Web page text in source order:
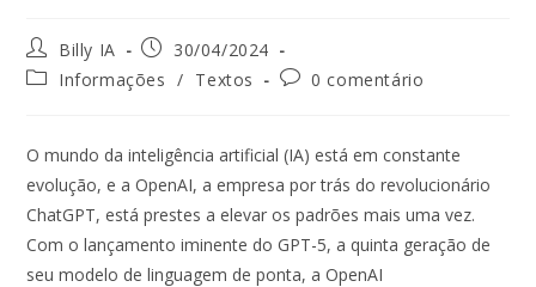
Billy IA
30/04/2024
Informações / Textos 0 comentário
O mundo da inteligência artificial (IA) está em constante
evolução, e a OpenAI, a empresa por trás do revolucionário
ChatGPT, está prestes a elevar os padrões mais uma vez.
Com o lançamento iminente do GPT-5, a quinta geração de
seu modelo de linguagem de ponta, a OpenAI